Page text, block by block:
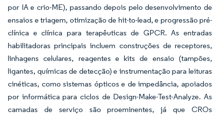
por IA e crio-ME), passando depois pelo desenvolvimento de
ensaios e triagem, otimização de hit-to-lead, e progressão pré-
clínica e clínica para terapêuticas de GPCR. As entradas
habilitadoras principais incluem construções de receptores,
linhagens celulares, reagentes e kits de ensaio (tampões,
ligantes, químicas de detecção) e instrumentação para leituras
cinéticas, como sistemas ópticos e de impedância, apoiados
por informática para ciclos de Design-Make-Test-Analyze. As
camadas de serviço são proeminentes, já que CROs